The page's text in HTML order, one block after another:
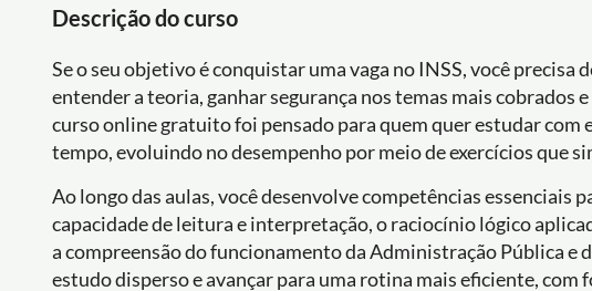
Descrição do curso
Se o seu objetivo é conquistar uma vaga no INSS, você precisa
entender a teoria, ganhar segurança nos temas mais cobrados
curso online gratuito foi pensado para quem quer estudar com
tempo, evoluindo no desempenho por meio de exercícios que
Ao longo das aulas, você desenvolve competências essenciais
capacidade de leitura e interpretação, o raciocínio lógico
a compreensão do funcionamento da Administração Pública e
estudo disperso e avançar para uma rotina mais eficiente,